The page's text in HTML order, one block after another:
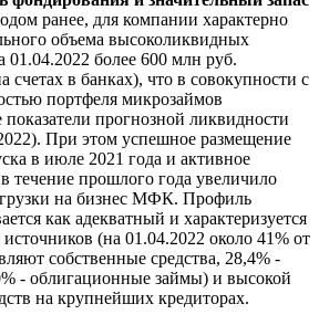
ранее, для компании характерно
объема высоколиквидных
01.04.2022 более 600 млн руб.
счетах в банках), что в совокупности с
портфеля микрозаймов
показатели прогнозной ликвидности
При этом успешное размещение
в июле 2021 года и активное
течение прошлого года увеличило
на бизнес МФК. Профиль
как адекватный и характеризуется
(на 01.04.2022 около 41% от
собственные средства, 28,4% -
- облигационные займы) и высокой
на крупнейших кредиторах.